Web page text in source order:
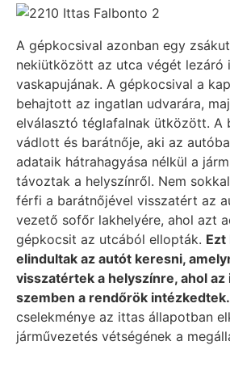
A gépkocsival azonban egy
nekiütközött az utca végét lezáró
vaskapujának. A gépkocsival a
behajtott az ingatlan udvarára,
elválasztó téglafalnak ütközött. A
vádlott és barátnője, aki az
adataik hátrahagyása nélkül a
távoztak a helyszínről. Nem
férfi a barátnőjével visszatért az
vezető sofőr lakhelyére, ahol azt
gépkocsit az utcából ellopták. Ezt
elindultak az autót keresni,
visszatértek a helyszínre, ahol
szemben a rendőrök intézkedtek.
cselekménye az ittas állapotban
járművezetés vétségének a